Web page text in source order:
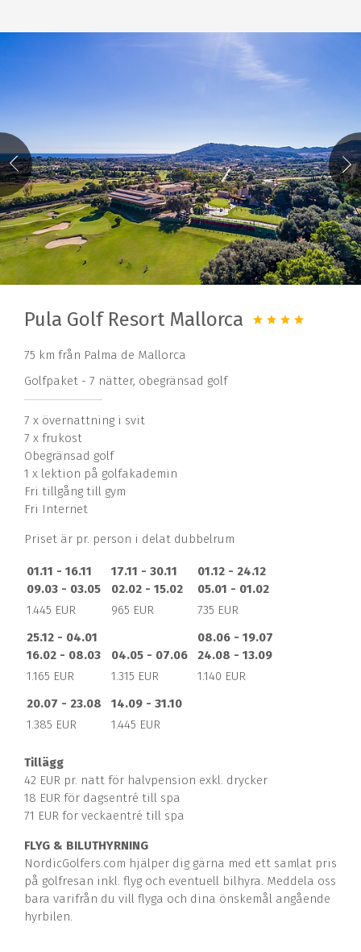
Pula Golf Resort Mallorca
75 km från Palma de Mallorca
Golfpaket - 7 nätter, obegränsad golf
7 x övernattning i svit
7 x frukost
Obegränsad golf
1 x lektion på golfakademin
Fri tillgång till gym
Fri Internet
Priset är pr. person i delat dubbelrum
01.11 - 16.11
09.03 - 03.05
17.11 - 30.11
02.02 - 15.02
01.12 - 24.12
05.01 - 01.02
1.445 EUR
965 EUR
735 EUR
25.12 - 04.01
16.02 - 08.03
04.05 - 07.06
08.06 - 19.07
24.08 - 13.09
1.165 EUR
1.315 EUR
1.140 EUR
20.07 - 23.08
14.09 - 31.10
1.385 EUR
1.445 EUR
Tillägg
42 EUR pr. natt för halvpension exkl. drycker
18 EUR för dagsentré till spa
71 EUR for veckaentré till spa
FLYG & BILUTHYRNING
NordicGolfers.com hjälper dig gärna med ett samlat pris
på golfresan inkl. flyg och eventuell bilhyra. Meddela oss
bara varifrån du vill flyga och dina önskemål angående
hyrbilen.